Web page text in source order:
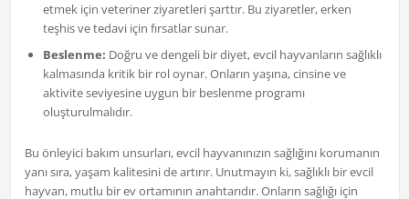
etmek için veteriner ziyaretleri şarttır. Bu ziyaretler, erken
teşhis ve tedavi için fırsatlar sunar.
Beslenme: Doğru ve dengeli bir diyet, evcil hayvanların sağlıklı
kalmasında kritik bir rol oynar. Onların yaşına, cinsine ve
aktivite seviyesine uygun bir beslenme programı
oluşturulmalıdır.
Bu önleyici bakım unsurları, evcil hayvanınızın sağlığını korumanın
yanı sıra, yaşam kalitesini de artırır. Unutmayın ki, sağlıklı bir evcil
hayvan, mutlu bir ev ortamının anahtarıdır. Onların sağlığı için